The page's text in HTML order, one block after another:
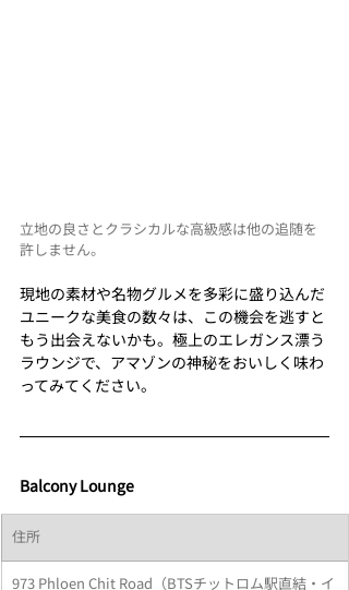
立地の良さとクラシカルな高級感は他の追随を
許しません。
現地の素材や名物グルメを多彩に盛り込んだ
ユニークな美食の数々は、この機会を逃すと
もう出会えないかも。極上のエレガンス漂う
ラウンジで、アマゾンの神秘をおいしく味わ
ってみてください。
Balcony Lounge
住所
973 Phloen Chit Road（BTSチットロム駅直結・イ